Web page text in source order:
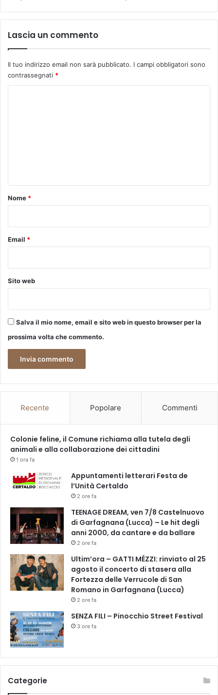
Lascia un commento
Il tuo indirizzo email non sarà pubblicato. I campi obbligatori sono
contrassegnati *
o
Nome *
Email *
Sito web
Salva il mio nome, email e sito web in questo browser per la
prossima volta che commento.
Recente Popolare Commenti
Colonie feline, il Comune richiama alla tutela degli
animali e alla collaborazione dei cittadini
1 ora fa
Appuntamenti letterari Festa de
l’Unità Certaldo
2 ore fa
TEENAGE DREAM, ven 7/8 Castelnuovo
di Garfagnana (Lucca) – Le hit degli
anni 2000, da cantare e da ballare
2 ore fa
Ultim’ora – GATTI MÉZZI: rinviato al 25
agosto il concerto di stasera alla
Fortezza delle Verrucole di San
Romano in Garfagnana (Lucca)
2 ore fa
SENZA FILI – Pinocchio Street Festival
3 ore fa
Categorie